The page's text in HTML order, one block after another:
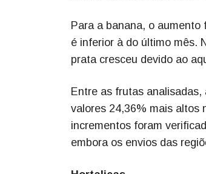
Para a banana, o
é inferior à do último mês.
prata cresceu devido ao
Entre as frutas
valores 24,36% mais altos
incrementos foram
embora os envios das